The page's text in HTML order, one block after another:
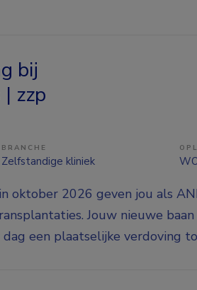
bij
zzp
BRANCHE
Zelfstandige kliniek
oktober 2026 geven jou als
Jouw nieuwe
een plaatselijke verdoving